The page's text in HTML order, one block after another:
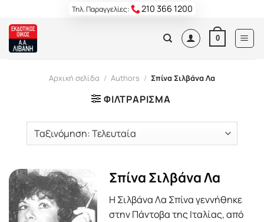
content
Τηλ. Παραγγελίες: 210 366 1200
0
Αρχική σελίδα / Authors / Σπίνα Σιλβάνα Λα
ΦΙΛΤΡΆΡΙΣΜΑ
Σπίνα Σιλβάνα Λα
Η Σιλβάνα Λα Σπίνα γεννήθηκε
στην Πάντοβα της Ιταλίας, από